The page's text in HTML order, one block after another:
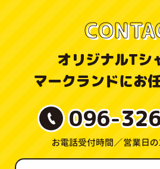
オリジナルTシ
マークランドにお
096-
お電話受付時間／営業日